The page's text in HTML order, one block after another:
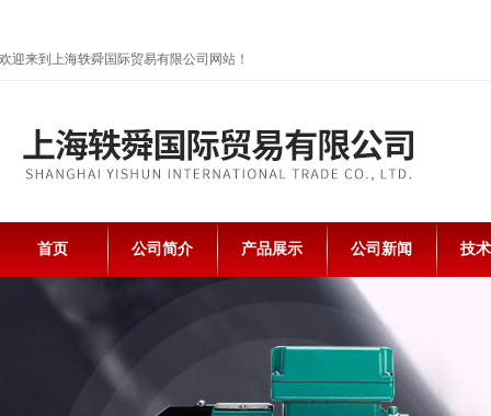
欢迎来到上海轶舜国际贸易有限公司网站！
首页 公司简介 产品展示 公司新闻 技